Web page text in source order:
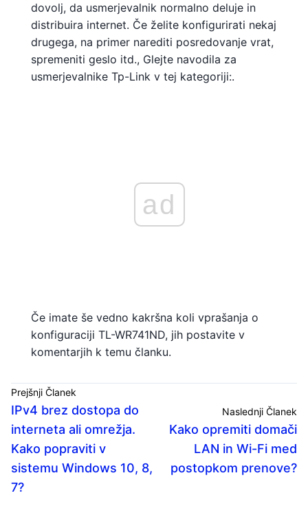
dovolj, da usmerjevalnik normalno deluje in
distribuira internet. Če želite konfigurirati nekaj
drugega, na primer narediti posredovanje vrat,
spremeniti geslo itd., Glejte navodila za
usmerjevalnike Tp-Link v tej kategoriji:.
ad
Če imate še vedno kakršna koli vprašanja o
konfiguraciji TL-WR741ND, jih postavite v
komentarjih k temu članku.
Prejšnji Članek
IPv4 brez dostopa do
interneta ali omrežja.
Kako popraviti v
sistemu Windows 10, 8,
7?
Naslednji Članek
Kako opremiti domači
LAN in Wi-Fi med
postopkom prenove?